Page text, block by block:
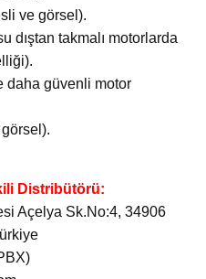
ve görsel).
dıştan takmalı motorlarda
daha güvenli motor
görsel).
Distribütörü:
Açelya Sk.No:4, 34906